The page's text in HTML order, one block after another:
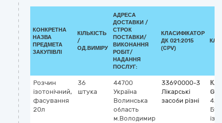
КОНКРЕТНА
НАЗВА
ПРЕДМЕТА
ЗАКУПІВЛІ
КІЛЬКІСТЬ
/
ОД.ВИМІРУ
АДРЕСА
ДОСТАВКИ /
СТРОК
ПОСТАВКИ/
ВИКОНАННЯ
РОБІТ/
НАДАННЯ
ПОСЛУГ:
КЛАСИФІКАТОР
ДК 021:2015
(CPV)
Розчин
ізотонічний,
фасування
20л
36
штука
44700
Україна
Волинська
область
м.Володимир
33690000-3
Лікарські
засоби різні